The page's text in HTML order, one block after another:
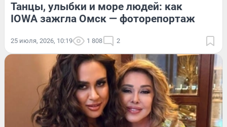
Танцы, улыбки и море людей: как
IOWA зажгла Омск — фоторепортаж
25 июля, 2026, 10:19 1 808 2